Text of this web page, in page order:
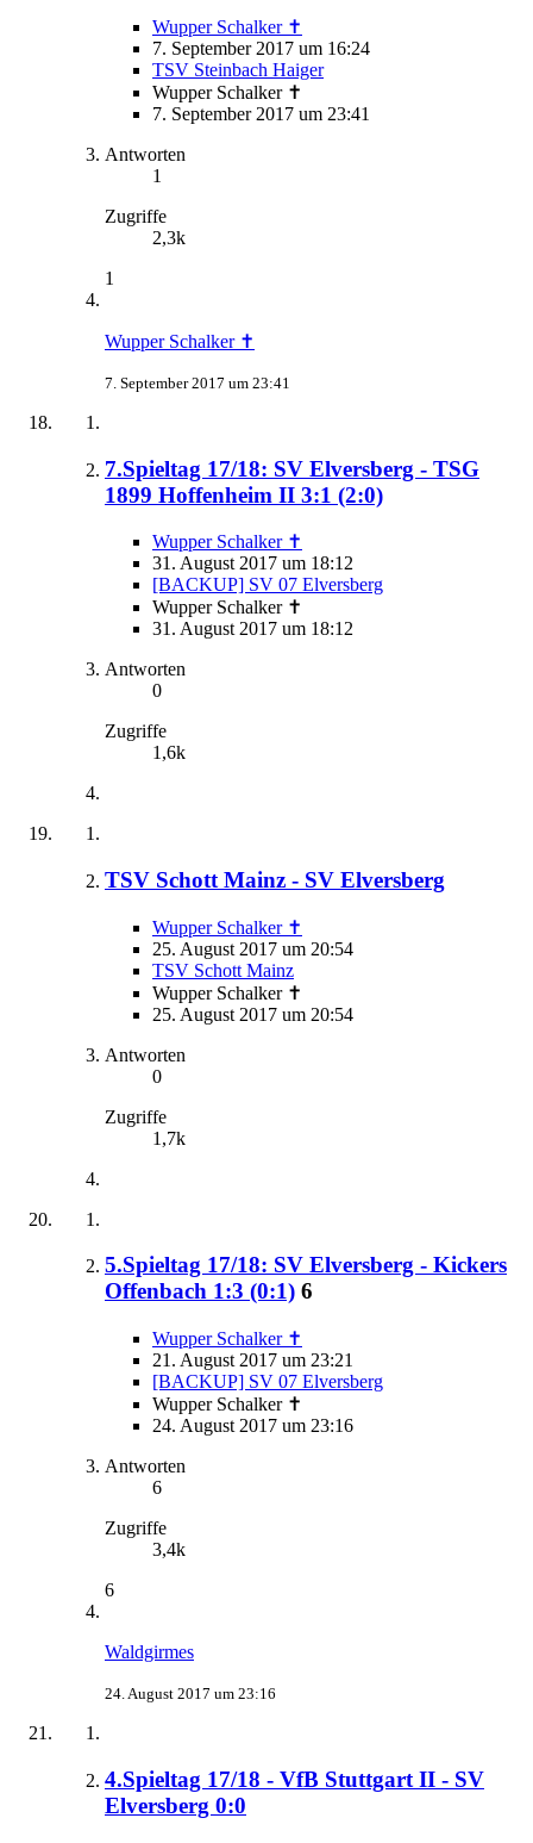
Wupper Schalker ✝
7. September 2017 um 16:24
TSV Steinbach Haiger
Wupper Schalker ✝
7. September 2017 um 23:41
Antworten
1
Zugriffe
2,3k
1
Wupper Schalker ✝
7. September 2017 um 23:41
7.Spieltag 17/18: SV Elversberg - TSG
1899 Hoffenheim II 3:1 (2:0)
Wupper Schalker ✝
31. August 2017 um 18:12
[BACKUP] SV 07 Elversberg
Wupper Schalker ✝
31. August 2017 um 18:12
Antworten
0
Zugriffe
1,6k
TSV Schott Mainz - SV Elversberg
Wupper Schalker ✝
25. August 2017 um 20:54
TSV Schott Mainz
Wupper Schalker ✝
25. August 2017 um 20:54
Antworten
0
Zugriffe
1,7k
5.Spieltag 17/18: SV Elversberg - Kickers
Offenbach 1:3 (0:1) 6
Wupper Schalker ✝
21. August 2017 um 23:21
[BACKUP] SV 07 Elversberg
Wupper Schalker ✝
24. August 2017 um 23:16
Antworten
6
Zugriffe
3,4k
6
Waldgirmes
24. August 2017 um 23:16
4.Spieltag 17/18 - VfB Stuttgart II - SV
Elversberg 0:0